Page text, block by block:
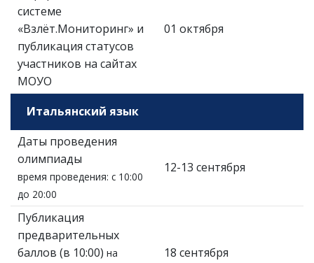
системе
«Взлёт.Мониторинг» и
публикация статусов
участников на сайтах
МОУО
01 октября
Итальянский язык
Даты проведения
олимпиады
время проведения: с 10:00
до 20:00
12-13 сентября
Публикация
предварительных
баллов (в 10:00) на
18 сентября